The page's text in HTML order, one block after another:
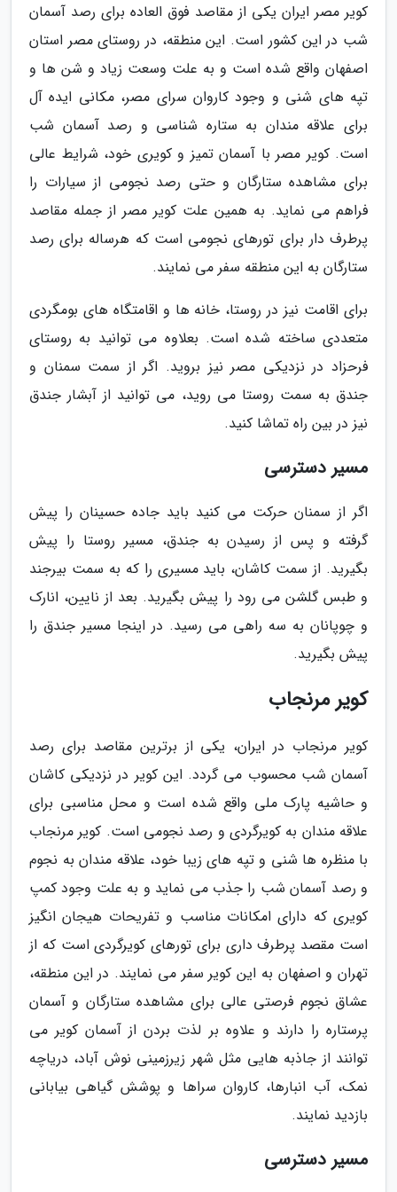
کویر مصر ایران یکی از مقاصد فوق العاده برای رصد آسمان
شب در این کشور است. این منطقه، در روستای مصر استان
اصفهان واقع شده است و به علت وسعت زیاد و شن ها و
تپه های شنی و وجود کاروان سرای مصر، مکانی ایده آل
برای علاقه مندان به ستاره شناسی و رصد آسمان شب
است. کویر مصر با آسمان تمیز و کویری خود، شرایط عالی
برای مشاهده ستارگان و حتی رصد نجومی از سیارات را
فراهم می نماید. به همین علت کویر مصر از جمله مقاصد
پرطرف دار برای تورهای نجومی است که هرساله برای رصد
ستارگان به این منطقه سفر می نمایند.
برای اقامت نیز در روستا، خانه ها و اقامتگاه های بومگردی
متعددی ساخته شده است. بعلاوه می توانید به روستای
فرحزاد در نزدیکی مصر نیز بروید. اگر از سمت سمنان و
جندق به سمت روستا می روید، می توانید از آبشار جندق
نیز در بین راه تماشا کنید.
مسیر دسترسی
اگر از سمنان حرکت می کنید باید جاده حسینان را پیش
گرفته و پس از رسیدن به جندق، مسیر روستا را پیش
بگیرید. از سمت کاشان، باید مسیری را که به سمت بیرجند
و طبس گلشن می رود را پیش بگیرید. بعد از نایین، انارک
و چوپانان به سه راهی می رسید. در اینجا مسیر جندق را
پیش بگیرید.
کویر مرنجاب
کویر مرنجاب در ایران، یکی از برترین مقاصد برای رصد
آسمان شب محسوب می گردد. این کویر در نزدیکی کاشان
و حاشیه پارک ملی واقع شده است و محل مناسبی برای
علاقه مندان به کویرگردی و رصد نجومی است. کویر مرنجاب
با منظره ها شنی و تپه های زیبا خود، علاقه مندان به نجوم
و رصد آسمان شب را جذب می نماید و به علت وجود کمپ
کویری که دارای امکانات مناسب و تفریحات هیجان انگیز
است مقصد پرطرف داری برای تورهای کویرگردی است که از
تهران و اصفهان به این کویر سفر می نمایند. در این منطقه،
عشاق نجوم فرصتی عالی برای مشاهده ستارگان و آسمان
پرستاره را دارند و علاوه بر لذت بردن از آسمان کویر می
توانند از جاذبه هایی مثل شهر زیرزمینی نوش آباد، دریاچه
نمک، آب انبارها، کاروان سراها و پوشش گیاهی بیابانی
بازدید نمایند.
مسیر دسترسی